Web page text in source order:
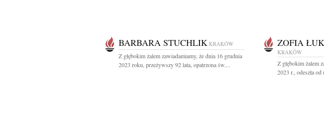
BARBARA STUCHLIK KRAKÓW
Z głębokim żalem zawiadamiamy, że dnia 16 grudnia
2023 roku, przeżywszy 92 lata, opatrzona św....
ZOFIA
KRAKÓW
Z głębokim żalem
2023 r., odeszła